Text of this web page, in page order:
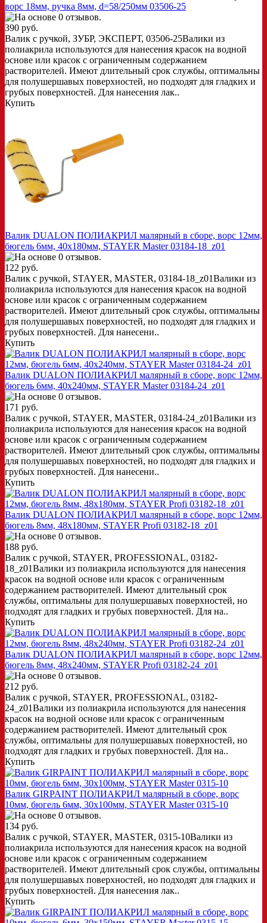
ворс 18мм, ручка 8мм, d=58/250мм 03506-25
390 руб.
Валик с ручкой, ЗУБР, ЭКСПЕРТ, 03506-25Валики из
полиакрила используются для нанесения красок на водной
основе или красок с ограниченным содержанием
растворителей. Имеют длительный срок службы, оптимальны
для полушершавых поверхностей, но подходят для гладких и
грубых поверхностей. Для нанесения лак..
Купить
Валик DUALON ПОЛИАКРИЛ малярный в сборе, ворс 12мм,
бюгель 6мм, 40x180мм, STAYER Master 03184-18_z01
122 руб.
Валик с ручкой, STAYER, MASTER, 03184-18_z01Валики из
полиакрила используются для нанесения красок на водной
основе или красок с ограниченным содержанием
растворителей. Имеют длительный срок службы, оптимальны
для полушершавых поверхностей, но подходят для гладких и
грубых поверхностей. Для нанесени..
Купить
Валик DUALON ПОЛИАКРИЛ малярный в сборе, ворс 12мм,
бюгель 6мм, 40x240мм, STAYER Master 03184-24_z01
171 руб.
Валик с ручкой, STAYER, MASTER, 03184-24_z01Валики из
полиакрила используются для нанесения красок на водной
основе или красок с ограниченным содержанием
растворителей. Имеют длительный срок службы, оптимальны
для полушершавых поверхностей, но подходят для гладких и
грубых поверхностей. Для нанесени..
Купить
Валик DUALON ПОЛИАКРИЛ малярный в сборе, ворс 12мм,
бюгель 8мм, 48x180мм, STAYER Profi 03182-18_z01
188 руб.
Валик с ручкой, STAYER, PROFESSIONAL, 03182-
18_z01Валики из полиакрила используются для нанесения
красок на водной основе или красок с ограниченным
содержанием растворителей. Имеют длительный срок
службы, оптимальны для полушершавых поверхностей, но
подходят для гладких и грубых поверхностей. Для на..
Купить
Валик DUALON ПОЛИАКРИЛ малярный в сборе, ворс 12мм,
бюгель 8мм, 48x240мм, STAYER Profi 03182-24_z01
212 руб.
Валик с ручкой, STAYER, PROFESSIONAL, 03182-
24_z01Валики из полиакрила используются для нанесения
красок на водной основе или красок с ограниченным
содержанием растворителей. Имеют длительный срок
службы, оптимальны для полушершавых поверхностей, но
подходят для гладких и грубых поверхностей. Для на..
Купить
Валик GIRPAINT ПОЛИАКРИЛ малярный в сборе, ворс
10мм, бюгель 6мм, 30х100мм, STAYER Master 0315-10
134 руб.
Валик с ручкой, STAYER, MASTER, 0315-10Валики из
полиакрила используются для нанесения красок на водной
основе или красок с ограниченным содержанием
растворителей. Имеют длительный срок службы, оптимальны
для полушершавых поверхностей, но подходят для гладких и
грубых поверхностей. Для нанесения лак..
Купить